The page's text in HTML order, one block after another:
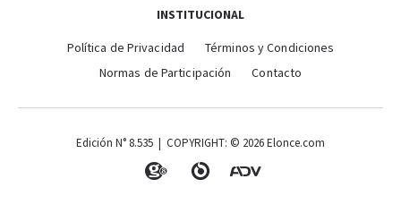
INSTITUCIONAL
Política de Privacidad
Términos y Condiciones
Normas de Participación
Contacto
Edición N° 8.535 | COPYRIGHT: © 2026 Elonce.com